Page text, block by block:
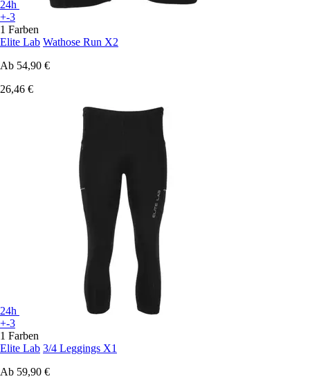
24h
+-3
1 Farben
Elite Lab Wathose Run X2
Ab 54,90 €
26,46 €
24h
+-3
1 Farben
Elite Lab 3/4 Leggings X1
Ab 59,90 €